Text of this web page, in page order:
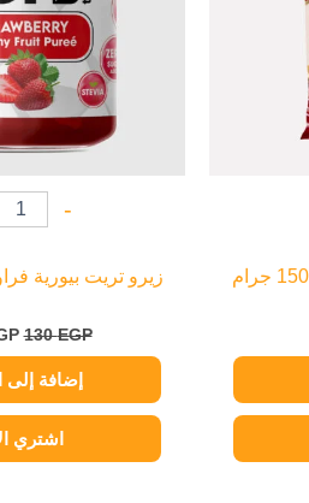
-
زيرو تريت بيورية فراولة –
130EGP
إضافة إلى
اشتري